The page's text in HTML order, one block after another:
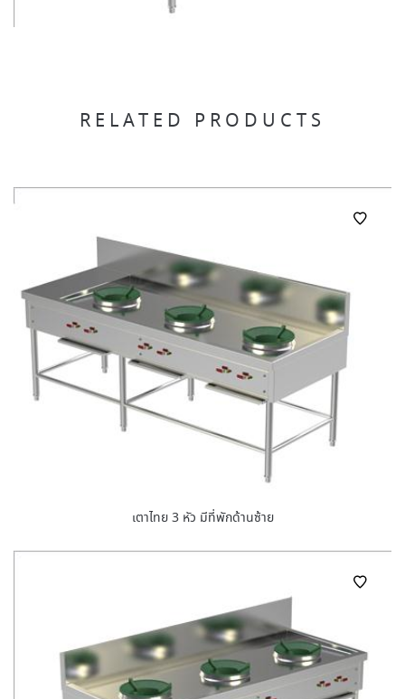
RELATED PRODUCTS
เตาไทย 3 หัว มีที่พักด้านซ้าย